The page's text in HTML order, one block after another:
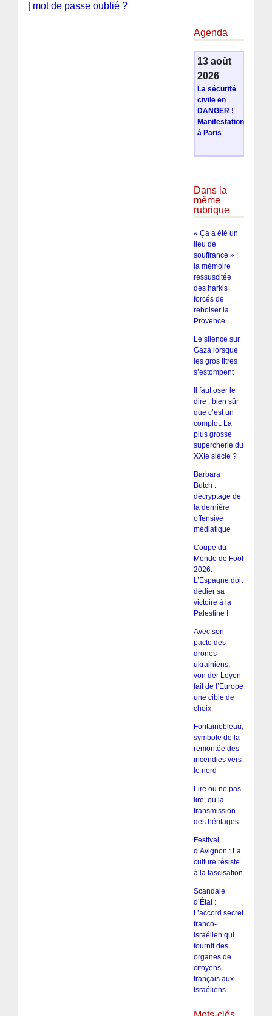
mot de passe oublié ?
Agenda
13 août
2026
La sécurité
civile en
DANGER !
Manifestation
à Paris
Dans la
même
rubrique
« Ça a été un
lieu de
souffrance » :
la mémoire
ressuscitée
des harkis
forcés de
reboiser la
Provence
Le silence sur
Gaza lorsque
les gros titres
s’estompent
Il faut oser le
dire : bien sûr
que c’est un
complot. La
plus grosse
supercherie du
XXIe siècle ?
Barbara
Butch :
décryptage de
la dernière
offensive
médiatique
Coupe du
Monde de Foot
2026.
L’Espagne doit
dédier sa
victoire à la
Palestine !
Avec son
pacte des
drones
ukrainiens,
von der Leyen
fait de l’Europe
une cible de
choix
Fontainebleau,
symbole de la
remontée des
incendies vers
le nord
Lire ou ne pas
lire, ou la
transmission
des héritages
Festival
d’Avignon : La
culture résiste
à la fascisation
Scandale
d’État :
L’accord secret
franco-
israélien qui
fournit des
organes de
citoyens
français aux
Israéliens